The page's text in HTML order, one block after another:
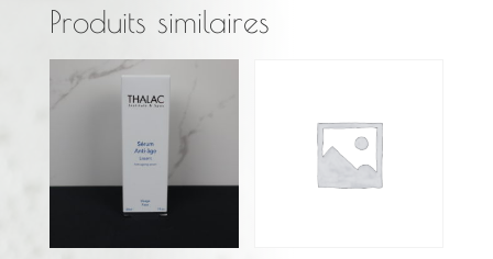
Produits similaires